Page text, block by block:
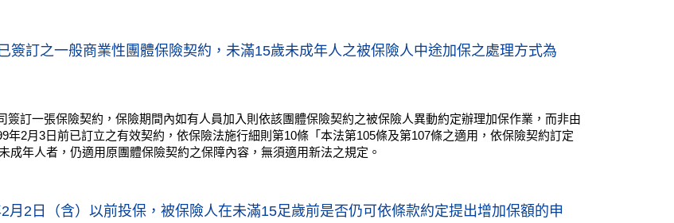
簽訂之一般商業性團體保險契約，未滿15歲未成年人之被保險人中途加保之處理方式為
訂一張保險契約，保險期間內如有人員加入則依該團體保險契約之被保險人異動約定辦理加保作業，而非由
2月3日前已訂立之有效契約，依保險法施行細則第10條「本法第105條及第107條之適用，依保險契約訂定
成年人者，仍適用原團體保險契約之保障內容，無須適用新法之規定。
2日（含）以前投保，被保險人在未滿15足歲前是否仍可依條款約定提出增加保額的申